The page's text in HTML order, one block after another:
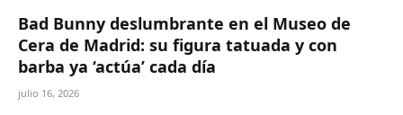
Bad Bunny deslumbrante en el Museo de
Cera de Madrid: su figura tatuada y con
barba ya ‘actúa’ cada día
julio 16, 2026